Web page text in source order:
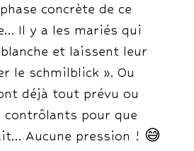
concrète de ce
Il y a les mariés qui
et laissent leur
le schmilblick ». Ou
déjà tout prévu ou
pour que
Aucune pression ! 😅